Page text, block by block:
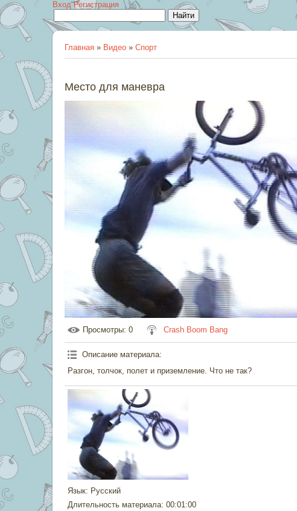
Вход Регистрация
Главная » Видео » Спорт
Место для маневра
Просмотры: 0 Crash Boom Bang
Описание материала:
Разгон, толчок, полет и приземление. Что не так?
Язык: Русский
Длительность материала: 00:01:00